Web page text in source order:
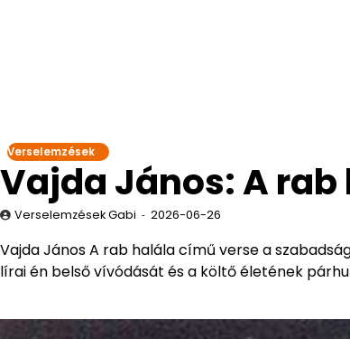
Verselemzések
Vajda János: A
Verselemzések Gabi 2026-06-26
Vajda János A rab halála című verse a
lírai én belső vívódását és a költő életének